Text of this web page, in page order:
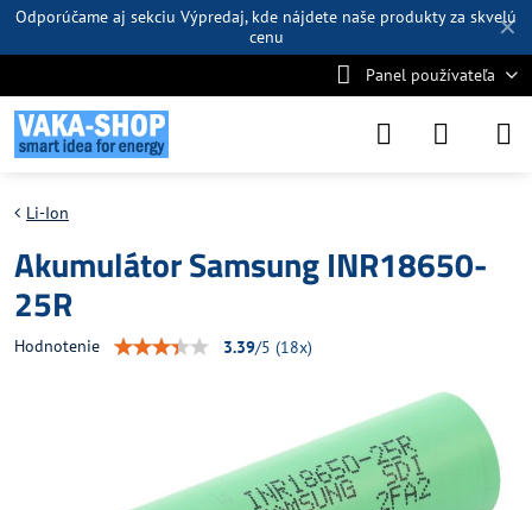
✕
Odporúčame aj sekciu Výpredaj, kde nájdete naše produkty za skvelú
cenu
Panel používateľa
Li-Ion
Akumulátor Samsung INR18650-
25R
Hodnotenie 3.39/5 (18x)